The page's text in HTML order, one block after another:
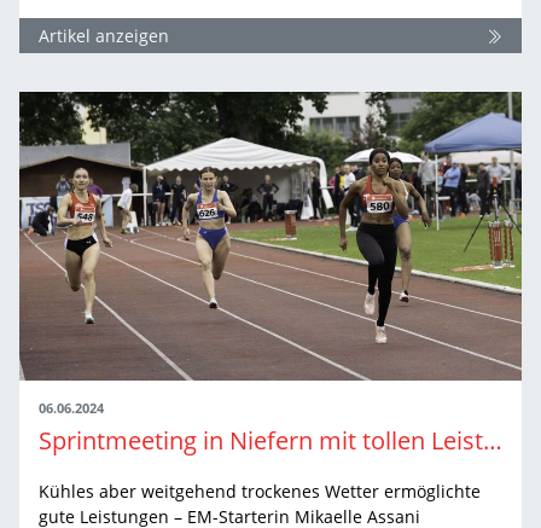
Artikel anzeigen
06.06.2024
Sprintmeeting in Niefern mit tollen Leistungen und Wetterglück
Kühles aber weitgehend trockenes Wetter ermöglichte
gute Leistungen – EM-Starterin Mikaelle Assani